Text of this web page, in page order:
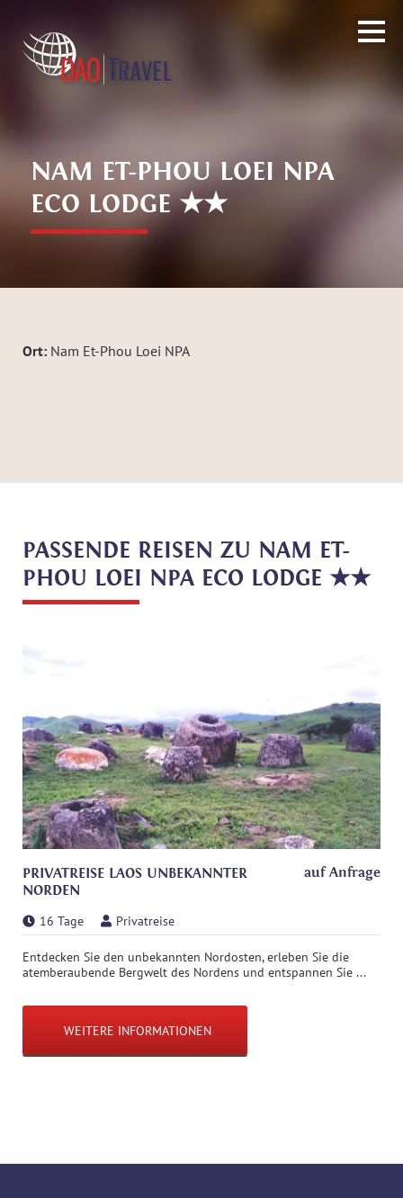
NAM ET-PHOU LOEI NPA
ECO LODGE ★★
Ort: Nam Et-Phou Loei NPA
PASSENDE REISEN ZU NAM ET-
PHOU LOEI NPA ECO LODGE ★★
PRIVATREISE LAOS UNBEKANNTER
NORDEN
auf Anfrage
16 Tage Privatreise
Entdecken Sie den unbekannten Nordosten, erleben Sie die
atemberaubende Bergwelt des Nordens und entspannen Sie ...
WEITERE INFORMATIONEN